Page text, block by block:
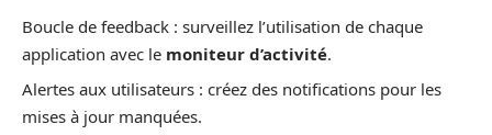
Boucle de feedback : surveillez l’utilisation de chaque
application avec le moniteur d’activité.
Alertes aux utilisateurs : créez des notifications pour les
mises à jour manquées.